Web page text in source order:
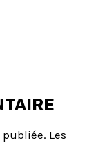
publiée. Les